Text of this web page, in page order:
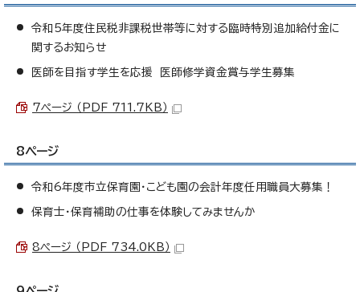
令和5年度住民税非課税世帯等に対する臨時特別追加給付金に
関するお知らせ
医師を目指す学生を応援 医師修学資金賞与学生募集
7ページ （PDF 711.7KB）
8ページ
令和6年度市立保育園・こども園の会計年度任用職員大募集！
保育士・保育補助の仕事を体験してみませんか
8ページ （PDF 734.0KB）